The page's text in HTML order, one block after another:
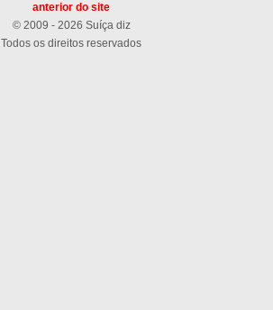
anterior do site
© 2009 - 2026 Suíça diz
Todos os direitos reservados